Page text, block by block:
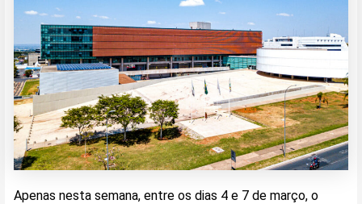
Apenas nesta semana, entre os dias 4 e 7 de março, o